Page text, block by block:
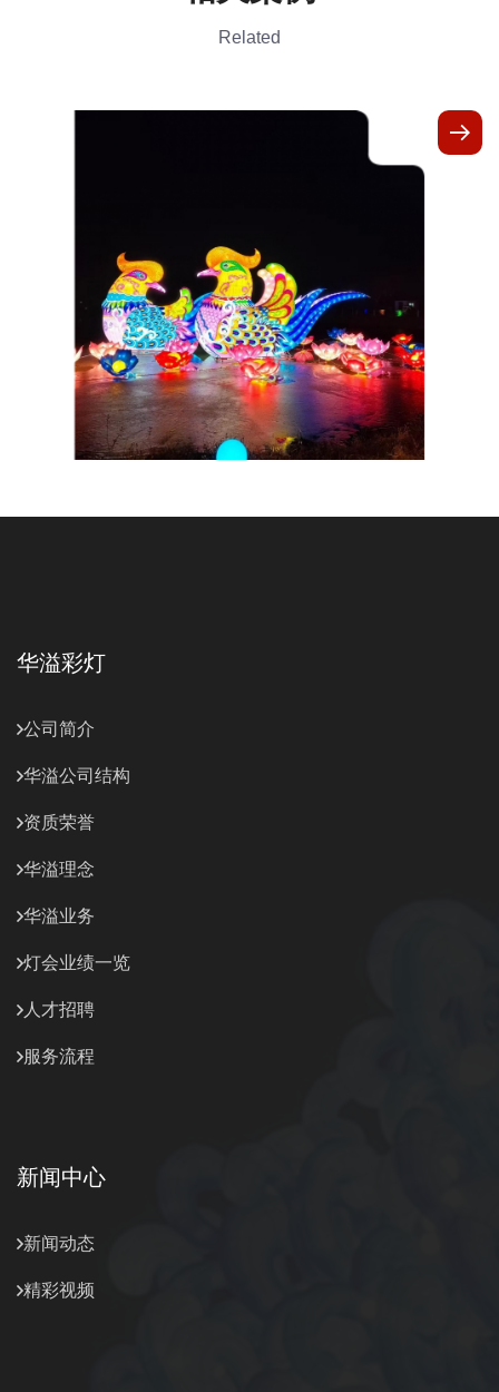
Related
华溢彩灯
公司简介
华溢公司结构
资质荣誉
华溢理念
华溢业务
灯会业绩一览
人才招聘
服务流程
新闻中心
新闻动态
精彩视频